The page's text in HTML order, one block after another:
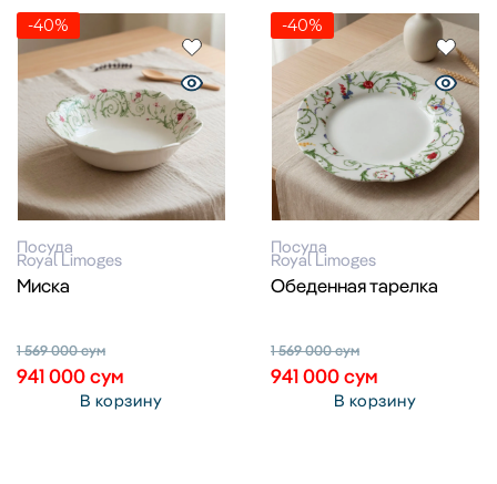
-40%
Посуда
Royal Limoges
Миска
1 569 000сум
941 000сум
В корзину
-40%
Посуда
Royal Limoges
Обеденная тарелка
1 569 000сум
941 000сум
В корзину